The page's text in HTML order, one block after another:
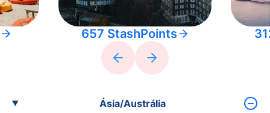
657 StashPoints
Ásia/Austrália